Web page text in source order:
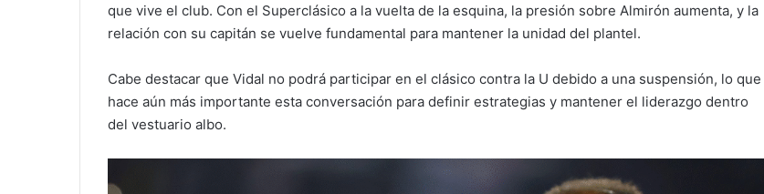
que vive el club. Con el Superclásico a la vuelta de la esquina, la presión sobre Almirón aumenta, y la
relación con su capitán se vuelve fundamental para mantener la unidad del plantel.
Cabe destacar que Vidal no podrá participar en el clásico contra la U debido a una suspensión, lo que
hace aún más importante esta conversación para definir estrategias y mantener el liderazgo dentro
del vestuario albo.